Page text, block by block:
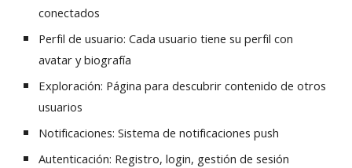
conectados
Perfil de usuario: Cada usuario tiene su perfil con
avatar y biografía
Exploración: Página para descubrir contenido de otros
usuarios
Notificaciones: Sistema de notificaciones push
Autenticación: Registro, login, gestión de sesión